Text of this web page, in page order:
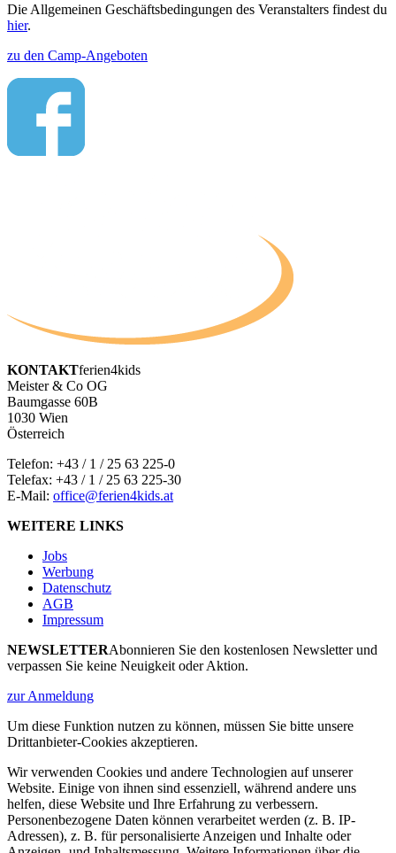
Die Allgemeinen Geschäftsbedingungen des Veranstalters findest du
hier.
zu den Camp-Angeboten
KONTAKTferien4kids
Meister & Co OG
Baumgasse 60B
1030 Wien
Österreich
Telefon: +43 / 1 / 25 63 225-0
Telefax: +43 / 1 / 25 63 225-30
E-Mail: office@ferien4kids.at
WEITERE LINKS
Jobs
Werbung
Datenschutz
AGB
Impressum
NEWSLETTERAbonnieren Sie den kostenlosen Newsletter und
verpassen Sie keine Neuigkeit oder Aktion.
zur Anmeldung
Um diese Funktion nutzen zu können, müssen Sie bitte unsere
Drittanbieter-Cookies akzeptieren.
Wir verwenden Cookies und andere Technologien auf unserer
Website. Einige von ihnen sind essenziell, während andere uns
helfen, diese Website und Ihre Erfahrung zu verbessern.
Personenbezogene Daten können verarbeitet werden (z. B. IP-
Adressen), z. B. für personalisierte Anzeigen und Inhalte oder